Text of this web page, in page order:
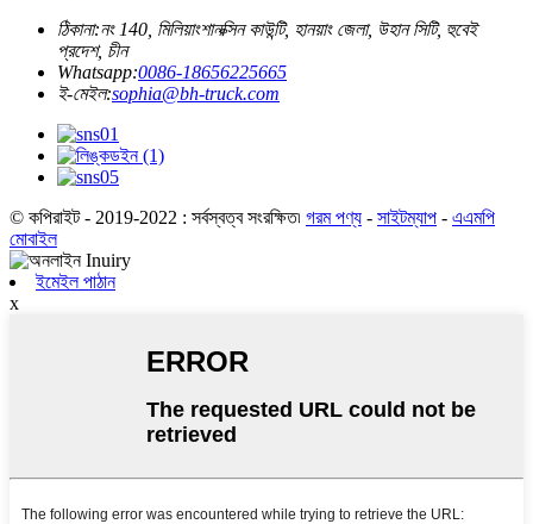
ঠিকানা:নং 140, মিলিয়াংশানক্সিন কাউন্টি, হানয়াং জেলা, উহান সিটি, হুবেই
প্রদেশ, চীন
Whatsapp:0086-18656225665
ই-মেইল:sophia@bh-truck.com
© কপিরাইট - 2019-2022 : সর্বস্বত্ব সংরক্ষিত৷ গরম পণ্য - সাইটম্যাপ - এএমপি
মোবাইল
ইমেইল পাঠান
x